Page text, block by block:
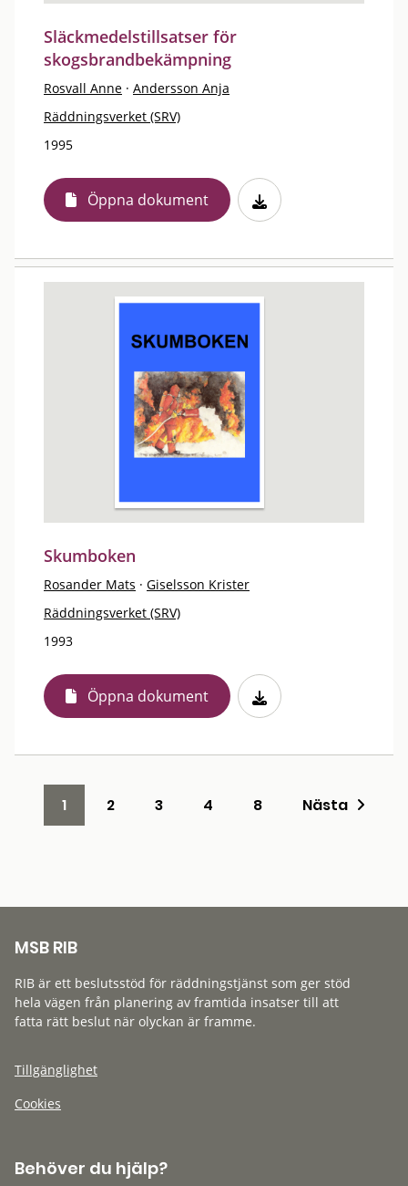
Släckmedelstillsatser för
skogsbrandbekämpning
Rosvall Anne · Andersson Anja
Räddningsverket (SRV)
1995
Öppna dokument
Skumboken
Rosander Mats · Giselsson Krister
Räddningsverket (SRV)
1993
Öppna dokument
1 2 3 4 8 Nästa
MSB RIB
RIB är ett beslutsstöd för räddningstjänst som ger stöd
hela vägen från planering av framtida insatser till att
fatta rätt beslut när olyckan är framme.
Tillgänglighet
Cookies
Behöver du hjälp?